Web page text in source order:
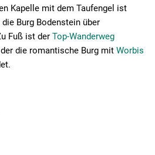
Kapelle mit dem Taufengel ist
Burg Bodenstein über
Fuß ist der Top-Wanderweg
die romantische Burg mit Worbis